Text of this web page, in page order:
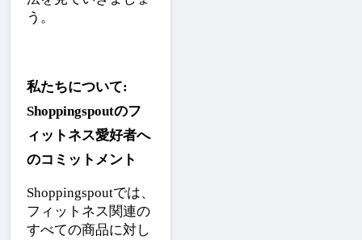
う。
私たちについて:
Shoppingspoutのフ
ィットネス愛好者へ
のコミットメント
Shoppingspoutでは、
フィットネス関連の
すべての商品に対し